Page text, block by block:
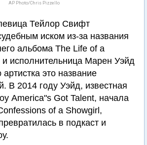
AP Photo/Chris Pizzello
Тейлор Свифт
иском из-за названия
альбома The Life of a
и исполнительница Марен Уэйд
артистка это название
В 2014 году Уэйд, известная
America"s Got Talent, начала
of a Showgirl,
в подкаст и